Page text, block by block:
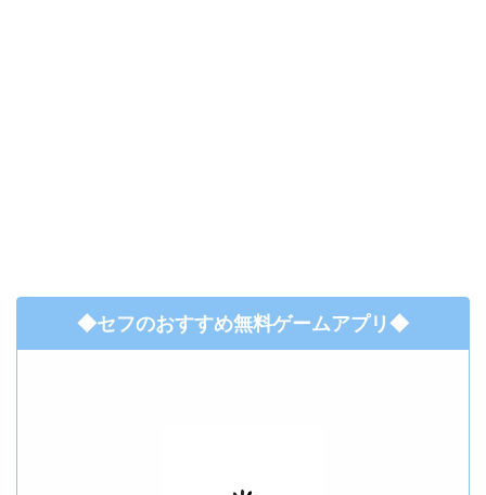
◆セフのおすすめ無料ゲームアプリ◆